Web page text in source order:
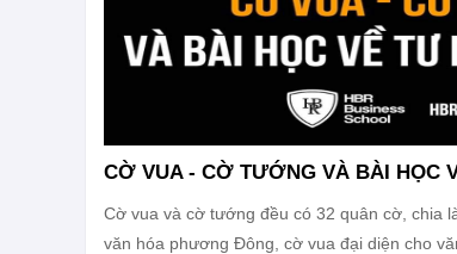
CỜ VUA - CỜ TƯỚNG VÀ BÀI HỌC
Cờ vua và cờ tướng đều có 32 quân cờ, chia
văn hóa phương Đông, cờ vua đại diện cho